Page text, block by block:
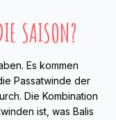
SAISON?
Es kommen
Passatwinde der
Die Kombination
ist, was Balis